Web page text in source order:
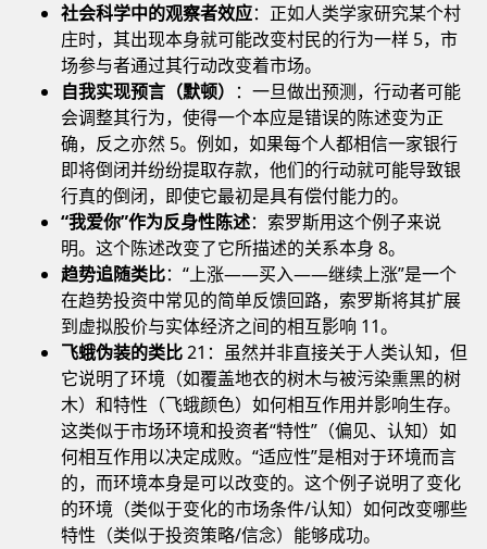
社会科学中的观察者效应：正如人类学家研究某个村
庄时，其出现本身就可能改变村民的行为一样 5，市
场参与者通过其行动改变着市场。
自我实现预言（默顿） ：一旦做出预测，行动者可能
会调整其行为，使得一个本应是错误的陈述变为正
确，反之亦然 5。例如，如果每个人都相信一家银行
即将倒闭并纷纷提取存款，他们的行动就可能导致银
行真的倒闭，即使它最初是具有偿付能力的。
“我爱你”作为反身性陈述：索罗斯用这个例子来说
明。这个陈述改变了它所描述的关系本身 8。
趋势追随类比：“上涨——买入——继续上涨”是一个
在趋势投资中常见的简单反馈回路，索罗斯将其扩展
到虚拟股价与实体经济之间的相互影响 11。
飞蛾伪装的类比21：虽然并非直接关于人类认知，但
它说明了环境（如覆盖地衣的树木与被污染熏黑的树
木）和特性（飞蛾颜色）如何相互作用并影响生存。
这类似于市场环境和投资者“特性”（偏见、认知）如
何相互作用以决定成败。“适应性”是相对于环境而言
的，而环境本身是可以改变的。这个例子说明了变化
的环境（类似于变化的市场条件/认知）如何改变哪些
特性（类似于投资策略/信念）能够成功。